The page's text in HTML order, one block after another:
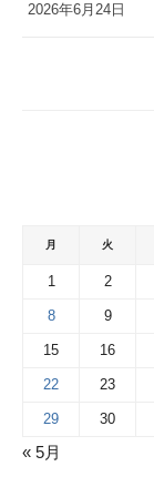
2026年6月24日
月 火
1 2
8 9
15 16
22 23
29 30
« 5月